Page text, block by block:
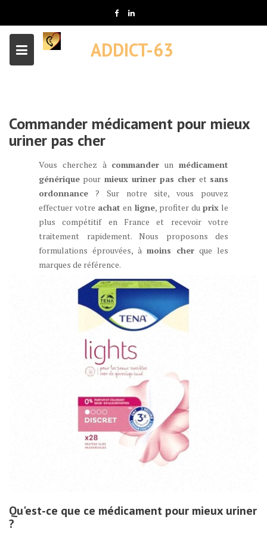
content
ADDICT-63
Commander médicament pour mieux
uriner pas cher
Vous cherchez à commander unmédicament
générique pour mieux uriner pas cher et sans
ordonnance ? Sur notre site, vous pouvez
effectuer votre achat en ligne, profiter du prixle
plus compétitif en France et recevoir votre
traitement rapidement. Nous proposons des
formulations éprouvées, à moins cher que les
marques de référence.
Qu'est-ce que ce médicament pour mieux uriner
?